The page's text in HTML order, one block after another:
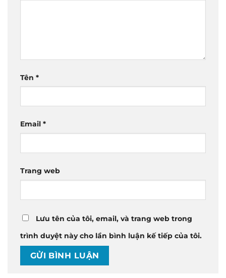
Tên *
Email *
Trang web
Lưu tên của tôi, email, và trang web trong
trình duyệt này cho lần bình luận kế tiếp của tôi.